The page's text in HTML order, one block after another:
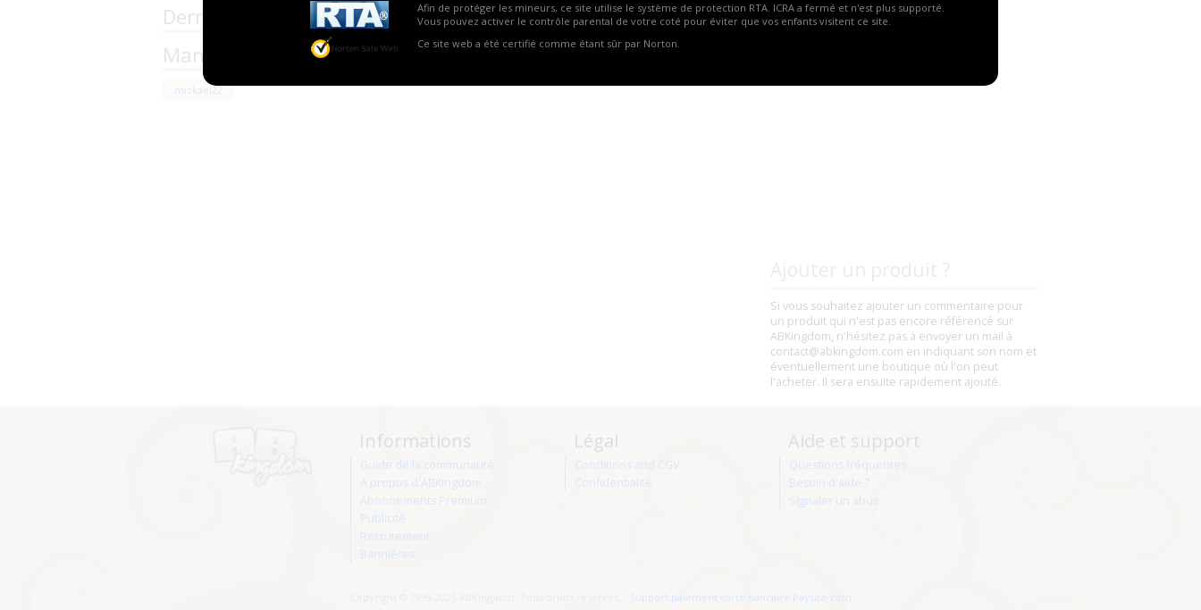
Afin de protéger les mineurs, ce site utilise le système de protection RTA. ICRA a fermé et n'est plus supporté.
Vous pouvez activer le contrôle parental de votre coté pour éviter que vos enfants visitent ce site.
Ce site web a été certifié comme étant sûr par Norton.
Publicité ▼
Si vous souhaitez ajouter un commentaire pour
un produit qui n'est pas encore référencé sur
ABKingdom, n'hésitez pas à envoyer un mail à
contact@abkingdom.com en indiquant son nom et
éventuellement une boutique où l'on peut
l'acheter. Il sera ensuite rapidement ajouté.
Derniers commentaires de produits
Managers team of the Products section
mickael22
Informations
Guide de la communauté
A propos d'ABKingdom
Abonnements Premium
Publicité
Recrutement
Bannières
Légal
Conditions and CGV
Confidentialité
Aide et support
Questions fréquentes
Besoin d'aide ?
Signaler un abus
Support paiement carte bancaire Paysite-cash